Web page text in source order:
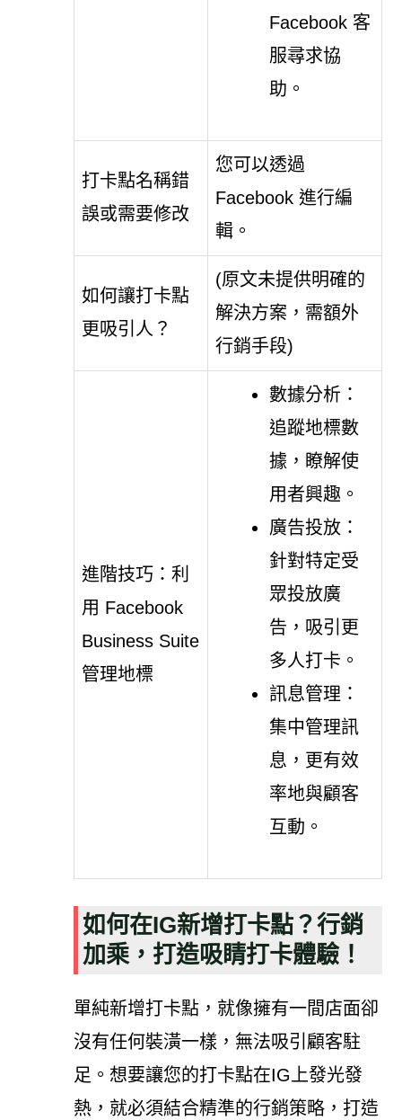
Facebook 客
服尋求協
助。
打卡點名稱錯
誤或需要修改
您可以透過
Facebook 進行編
輯。
如何讓打卡點
更吸引人？
(原文未提供明確的
解決方案，需額外
行銷手段)
進階技巧：利
用 Facebook
Business Suite
管理地標
數據分析：
追蹤地標數
據，瞭解使
用者興趣。
廣告投放：
針對特定受
眾投放廣
告，吸引更
多人打卡。
訊息管理：
集中管理訊
息，更有效
率地與顧客
互動。
如何在IG新增打卡點？行銷
加乘，打造吸睛打卡體驗！
單純新增打卡點，就像擁有一間店面卻
沒有任何裝潢一樣，無法吸引顧客駐
足。想要讓您的打卡點在IG上發光發
熱，就必須結合精準的行銷策略，打造